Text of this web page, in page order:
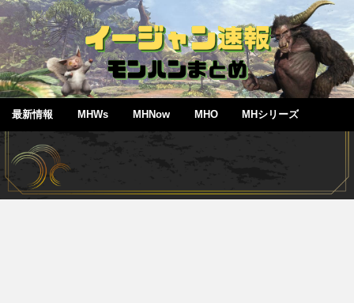
最新情報 MHWs MHNow MHO MHシリーズ